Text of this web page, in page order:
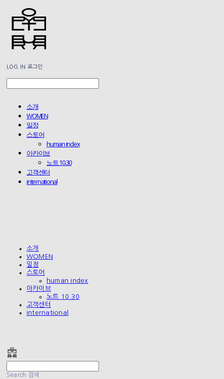
LOG IN 로그인
소개
WOMEN
일정
스토어
human index
아카이브
노트 10.30
고객센터
international
소개
WOMEN
일정
스토어
human index
아카이브
노트 10.30
고객센터
international
Search 검색